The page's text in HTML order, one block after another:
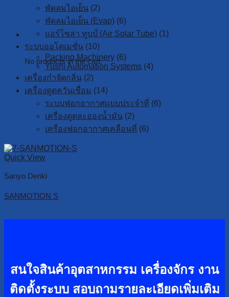
Cart
No products in the cart.
พัดลมไอเย็น (2)
พัดลมไอเย็น (Evap) (6)
แอร์โซล่า ทูบป์ (Air Solar Tube) (1)
ระบบออโตเมชั่น (10)
Packing Machinery (6)
Yushi Automation Systems (4)
เครื่องกำจัดกลิ่น (2)
เครื่องดูดควันเชื่อม (14)
ระบบฟอกอากาศแบบประจำที่ (6)
เครื่องดูดละอองน้ำมัน (2)
เครื่องฟอกอากาศเคลื่อนที่ (6)
Quick View
Sanyo Denki
SANMOTION S
สนใจสินค้าอุตสาหกรรม เครื่องจักร งาน
ติดตั้งระบบ สอบถามรายละเอียดเพิ่มเติม